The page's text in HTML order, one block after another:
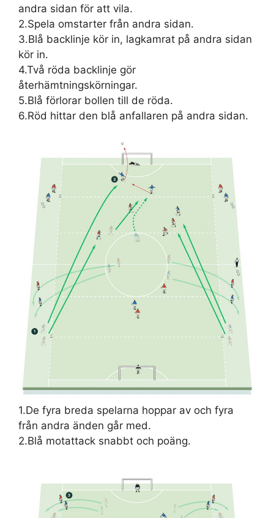
andra sidan för att vila.
2.Spela omstarter från andra sidan.
3.Blå backlinje kör in, lagkamrat på andra sidan
kör in.
4.Två röda backlinje gör
återhämtningskörningar.
5.Blå förlorar bollen till de röda.
6.Röd hittar den blå anfallaren på andra sidan.
1.De fyra breda spelarna hoppar av och fyra
från andra änden går med.
2.Blå motattack snabbt och poäng.